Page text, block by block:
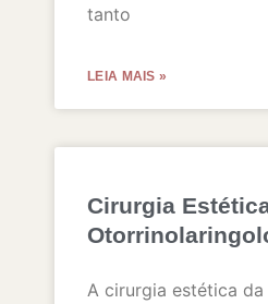
tanto
LEIA MAIS »
Cirurgia
A cirurgia estética